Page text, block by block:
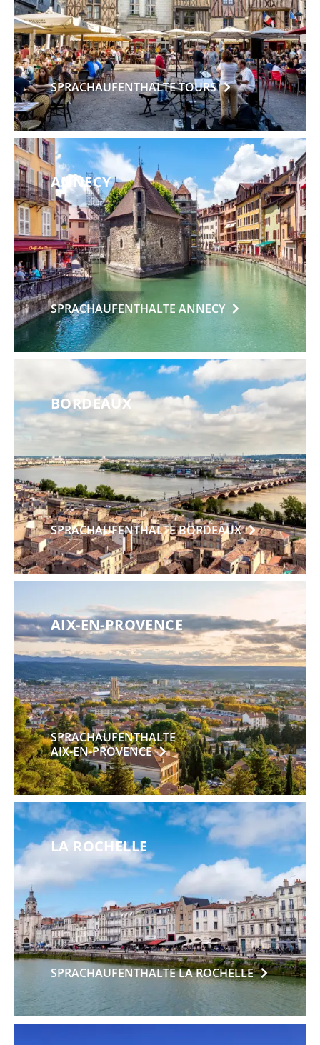
SPRACHAUFENTHALTETOURS
ANNECY
SPRACHAUFENTHALTE ANNECY
BORDEAUX
SPRACHAUFENTHALTEBORDEAUX
AIX-EN-PROVENCE
SPRACHAUFENTHALTE
AIX-EN-PROVENCE
LA ROCHELLE
SPRACHAUFENTHALTE LAROCHELLE